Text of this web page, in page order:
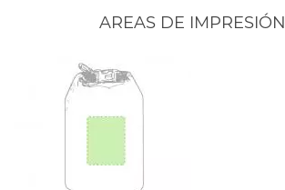
AREAS DE IMPRESIÓN